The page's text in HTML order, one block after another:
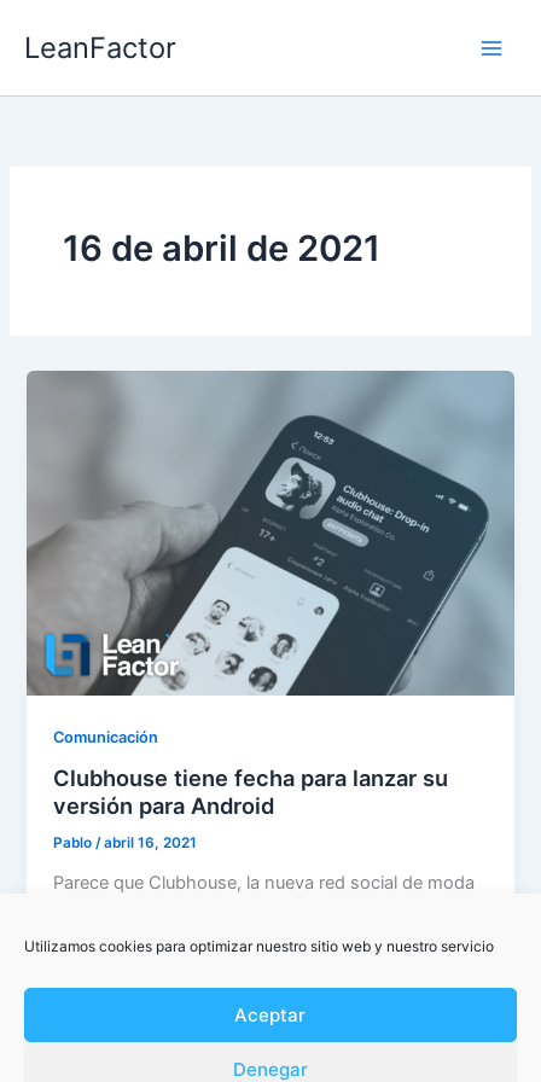
Utilizamos cookies para optimizar nuestro sitio web y nuestro servicio
Aceptar
Denegar
LeanFactor
16 de abril de 2021
Comunicación
Clubhouse tiene fecha para lanzar su
versión para Android
Pablo/abril 16, 2021
Parece que Clubhouse, la nueva red social de moda
utiliza, tiene […]